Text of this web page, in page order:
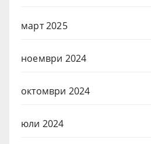
март 2025
ноември 2024
октомври 2024
юли 2024